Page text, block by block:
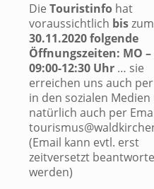
Die Touristinfo hat
voraussichtlich biszum
30.11.2020 folgende
Öffnungszeiten: MO –
09:00-12:30 Uhr … sie
erreichen uns auch
in den sozialen Medien
natürlich auch per
(Email kann evtl. erst
zeitversetzt
werden)